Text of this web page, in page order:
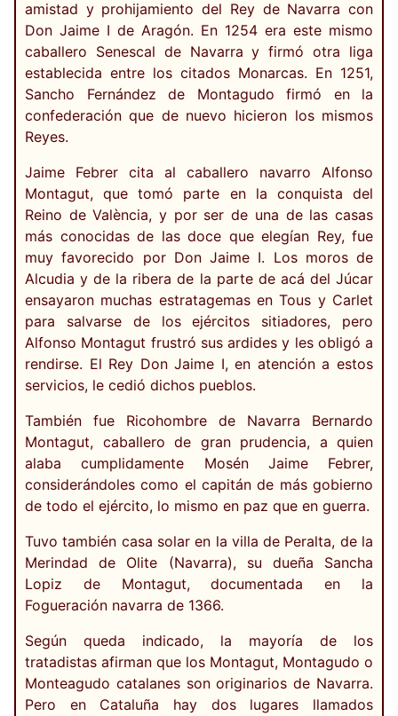
amistad y prohijamiento del Rey de Navarra con
Don Jaime I de Aragón. En 1254 era este mismo
caballero Senescal de Navarra y firmó otra liga
establecida entre los citados Monarcas. En 1251,
Sancho Fernández de Montagudo firmó en la
confederación que de nuevo hicieron los mismos
Reyes.
Jaime Febrer cita al caballero navarro Alfonso
Montagut, que tomó parte en la conquista del
Reino de València, y por ser de una de las casas
más conocidas de las doce que elegían Rey, fue
muy favorecido por Don Jaime I. Los moros de
Alcudia y de la ribera de la parte de acá del Júcar
ensayaron muchas estratagemas en Tous y Carlet
para salvarse de los ejércitos sitiadores, pero
Alfonso Montagut frustró sus ardides y les obligó a
rendirse. El Rey Don Jaime I, en atención a estos
servicios, le cedió dichos pueblos.
También fue Ricohombre de Navarra Bernardo
Montagut, caballero de gran prudencia, a quien
alaba cumplidamente Mosén Jaime Febrer,
considerándoles como el capitán de más gobierno
de todo el ejército, lo mismo en paz que en guerra.
Tuvo también casa solar en la villa de Peralta, de la
Merindad de Olite (Navarra), su dueña Sancha
Lopiz de Montagut, documentada en la
Fogueración navarra de 1366.
Según queda indicado, la mayoría de los
tratadistas afirman que los Montagut, Montagudo o
Monteagudo catalanes son originarios de Navarra.
Pero en Cataluña hay dos lugares llamados